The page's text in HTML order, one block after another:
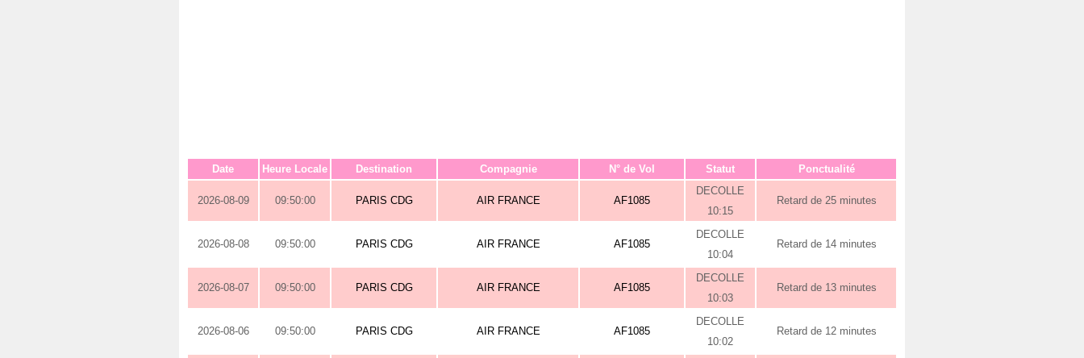
Date Heure Locale Destination Compagnie N° de Vol Statut Ponctualité
2026-08-09 09:50:00 PARIS CDG AIR FRANCE AF1085
DECOLLE
10:15
Retard de 25 minutes
2026-08-08 09:50:00 PARIS CDG AIR FRANCE AF1085
DECOLLE
10:04
Retard de 14 minutes
2026-08-07 09:50:00 PARIS CDG AIR FRANCE AF1085
DECOLLE
10:03
Retard de 13 minutes
2026-08-06 09:50:00 PARIS CDG AIR FRANCE AF1085
DECOLLE
10:02
Retard de 12 minutes